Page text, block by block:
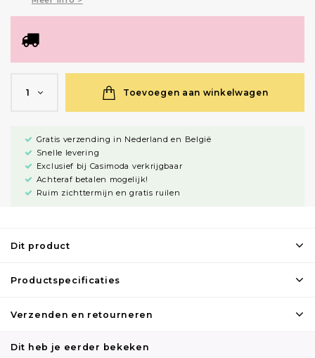
1 Toevoegen aan winkelwagen
Gratis verzending in Nederland en België
Snelle levering
Exclusief bij Casimoda verkrijgbaar
Achteraf betalen mogelijk!
Ruim zichttermijn en gratis ruilen
Dit product
Productspecificaties
Verzenden en retourneren
Dit heb je eerder bekeken